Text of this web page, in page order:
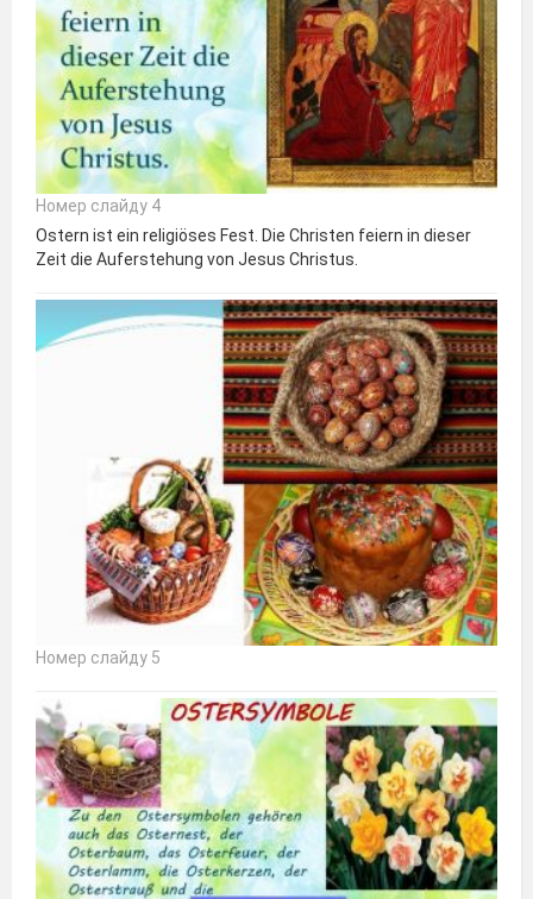
Номер слайду 4
Ostern ist ein religiöses Fest. Die Christen feiern in dieser
Zeit die Auferstehung von Jesus Christus.
Номер слайду 5